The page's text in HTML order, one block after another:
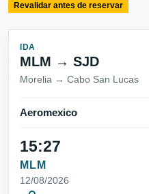
Revalidar antes de reservar
IDA
MLM → SJD
Morelia → Cabo San Lucas
Aeromexico
15:27
MLM
12/08/2026